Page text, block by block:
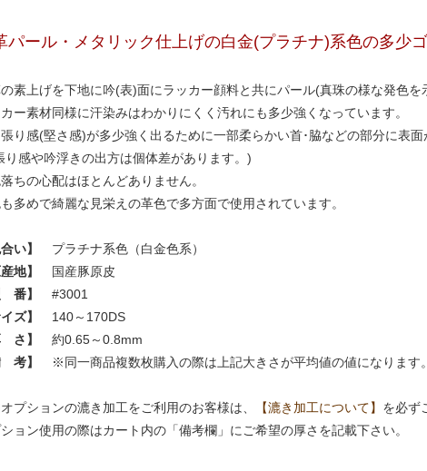
パール・メタリック仕上げの白金(プラチナ)系色の多少
素上げを下地に吟(表)面にラッカー顔料と共にパール(真珠の様な発色を
ー素材同様に汗染みはわかりにくく汚れにも多少強くなっています。
張り感(堅さ感)が多少強く出るために一部柔らかい首･脇などの部分に表
感や吟浮きの出方は個体差があります。)
ちの心配はほとんどありません。
多めで綺麗な見栄えの革色で多方面で使用されています。
い】
プラチナ系色（白金色系）
地】
国産豚原皮
番】
#3001
ズ】
140～170DS
さ】
約0.65～0.8mm
考】
※同一商品複数枚購入の際は上記大きさが平均値の値になります。
プションの漉き加工をご利用のお客様は、 【漉き加工について】 を必ず
ョン使用の際はカート内の「備考欄」にご希望の厚さを記載下さい。